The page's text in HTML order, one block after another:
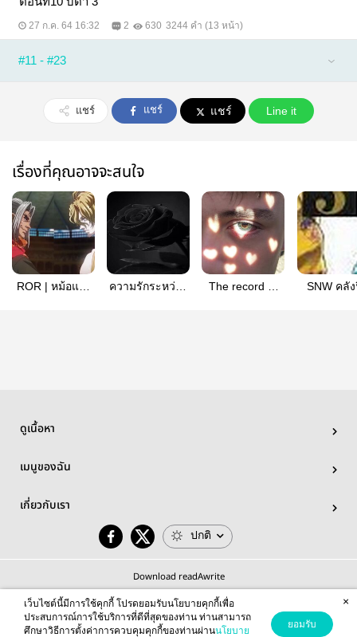
27 ก.ค. 64 16:32 2 630 3244 คำ (13 หน้า)
#11 - #23
แชร์ แชร์ แชร์ Line it
เรื่องที่คุณอาจจะสนใจ
ROR | หม้อแกง
ความรักระหว่าง
The record of
SNW คลั
ดูเนื้อหา
เมนูของฉัน
เกี่ยวกับเรา
ปกติ
Download readAwrite
เว็บไซต์นี้มีการใช้คุกกี้ โปรดยอมรับนโยบายคุกกี้เพื่อ
ประสบการณ์การใช้บริการที่ดีที่สุดของท่าน ท่านสามารถ
ศึกษาวิธีการตั้งค่าการควบคุมคุกกี้ของท่านผ่านนโยบาย
ยอมรับ
×